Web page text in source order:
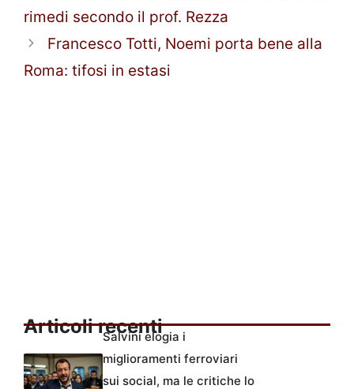
rimedi secondo il prof. Rezza
Francesco Totti, Noemi porta bene alla
Roma: tifosi in estasi
Articoli recenti
Salvini elogia i
miglioramenti ferroviari
sui social, ma le critiche lo